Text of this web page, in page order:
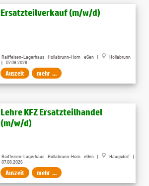
Ersatzteilverkauf (m/w/d)
Raiffeisen-Lagerhaus Hollabrunn-Horn eGen |
Hollabrunn
| 07.08.2026
Auszeit mehr ...
Lehre KFZ Ersatzteilhandel
(m/w/d)
Raiffeisen-Lagerhaus Hollabrunn-Horn eGen |
Haugsdorf |
07.08.2026
Auszeit mehr ...